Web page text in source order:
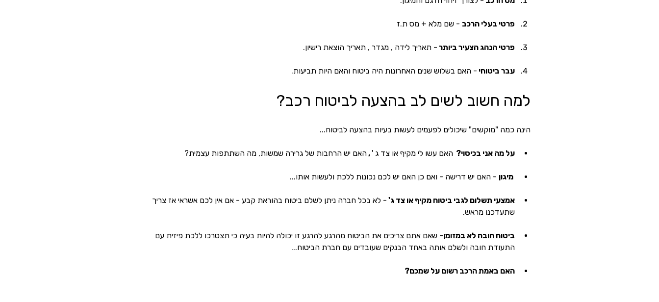
פרטי בעלי הרכב - שם מלא + מס ת.ז
פרטי הנהג הצעיר ביותר - תאריך לידה , מגדר , תאריך הוצאת רישיון.
עבר ביטוחי - האם בשלוש שנים האחרונות היה ביטוח והאם היות תביעות.
למה חשוב לשים לב בהצעה לביטוח רכב?
הינה כמה "מוקשים" שיכולים לפעמים לעשות בעיות בהצעה לביטוח...
על מה אני בכיסוי? האם עשו לי מקיף או צד ג ' , האם יש הרחבות של גרירה שמשות, מה השתתפות עצמית?
- האם יש דרישה - ואם כן האם יש לכם נכונות ללכת ולעשות אותו...
אמצעי תשלום לגבי ביטוח מקיף או צד ג' - לא בכל חברה ניתן לשלם ביטוח בהוראת קבע - אם אין לכם אשראי אז צריך
שתעדכנו מראש.
ביטוח חובה לא במזומן- שאם אתם צריכים את הביטוח מהרגע להרגע זו יכולה להיות בעיה כי תצטרכו ללכת פיזית עם
התעודת חובה ולשלם אותה באחד הבנקים שעובדים עם חברת הביטוח...
האם באמת הרכב רשום על שמכם?